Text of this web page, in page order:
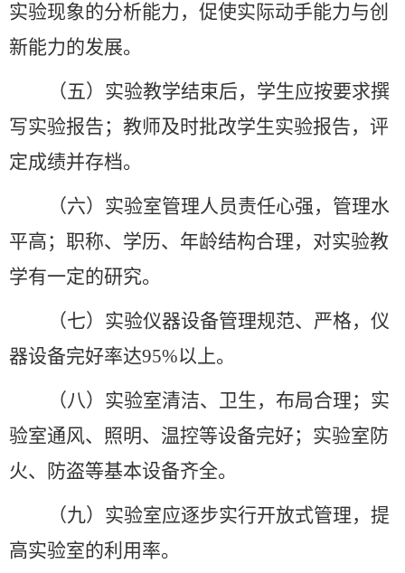
实验现象的分析能力，促使实际动手能力与创
新能力的发展。
（五）实验教学结束后，学生应按要求撰
写实验报告；教师及时批改学生实验报告，评
定成绩并存档。
（六）实验室管理人员责任心强，管理水
平高；职称、学历、年龄结构合理，对实验教
学有一定的研究。
（七）实验仪器设备管理规范、严格，仪
器设备完好率达95%以上。
（八）实验室清洁、卫生，布局合理；实
验室通风、照明、温控等设备完好；实验室防
火、防盗等基本设备齐全。
（九）实验室应逐步实行开放式管理，提
高实验室的利用率。